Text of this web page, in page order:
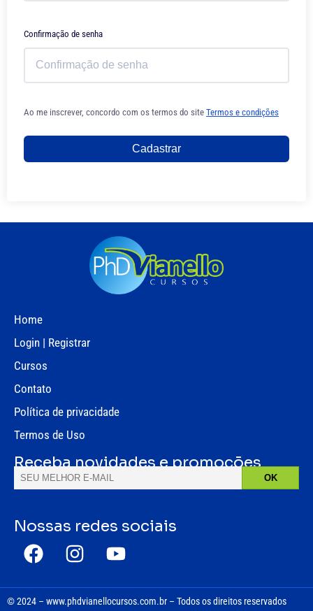
Confirmação de senha
Ao me inscrever, concordo com os termos do site Termos e condições
Cadastrar
Home
Login | Registrar
Cursos
Contato
Política de privacidade
Termos de Uso
Receba novidades e promoções
Nossas redes sociais
© 2024 – www.phdvianellocursos.com.br – Todos os direitos reservados